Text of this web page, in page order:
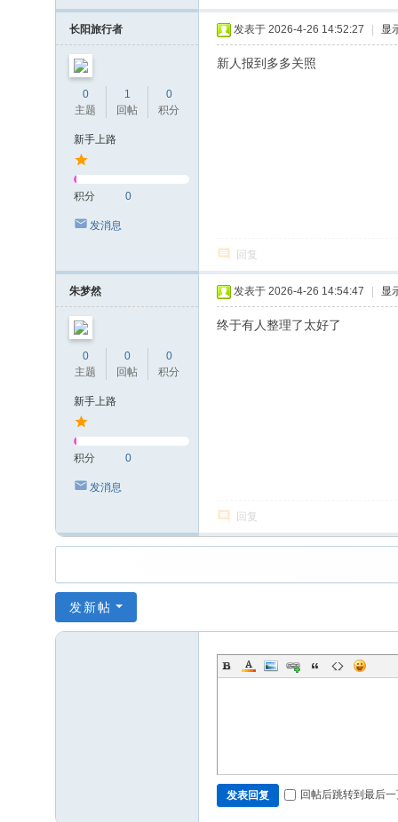
长阳旅行者
0
主题
1
回帖
0
积分
新手上路
积分 0
发消息
发表于 2026-4-26 14:52:27 显
新人报到多多关照
回复
朱梦然
0
主题
0
回帖
0
积分
新手上路
积分 0
发消息
发表于 2026-4-26 14:54:47 显
终于有人整理了太好了
回复
发新帖
发表回复 回帖后跳转到最后